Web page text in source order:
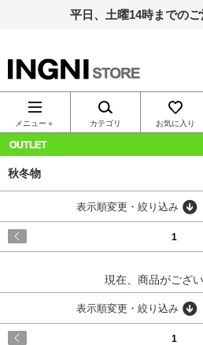
平日、土曜14時までの
INGNI（イン
グ）公式通
販｜INGNI
STORE
メニュー＋ カテゴリ お気に入り
秋冬物
表示順変更・絞り込み
1
現在、商品がござい
表示順変更・絞り込み
1